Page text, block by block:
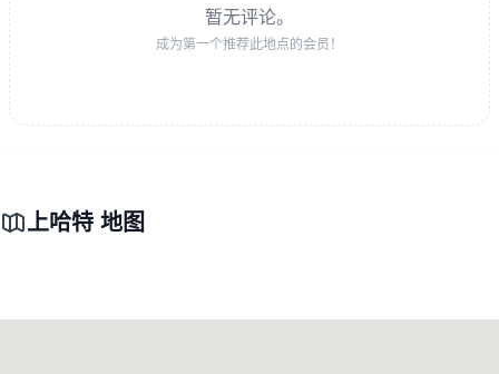
暂无评论。
成为第一个推荐此地点的会员！
上哈特 地图